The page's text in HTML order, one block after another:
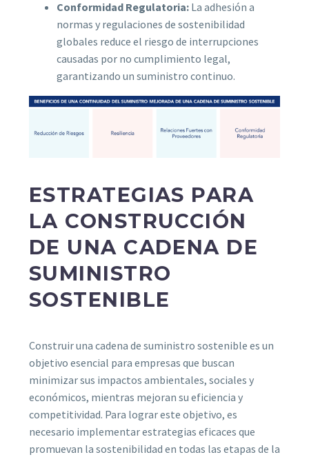
Conformidad Regulatoria: La adhesión a
normas y regulaciones de sostenibilidad
globales reduce el riesgo de interrupciones
causadas por no cumplimiento legal,
garantizando un suministro continuo.
ESTRATEGIAS PARA
LA CONSTRUCCIÓN
DE UNA CADENA DE
SUMINISTRO
SOSTENIBLE
Construir una cadena de suministro sostenible es un
objetivo esencial para empresas que buscan
minimizar sus impactos ambientales, sociales y
económicos, mientras mejoran su eficiencia y
competitividad. Para lograr este objetivo, es
necesario implementar estrategias eficaces que
promuevan la sostenibilidad en todas las etapas de la